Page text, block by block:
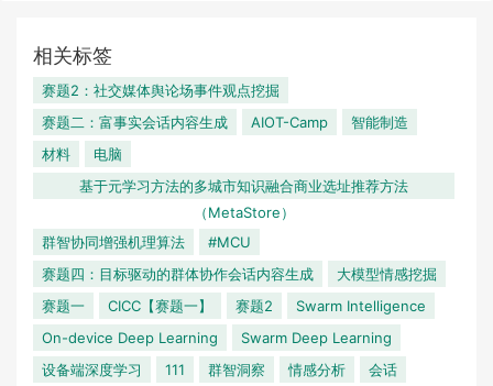
相关标签
赛题2：社交媒体舆论场事件观点挖掘
赛题二：富事实会话内容生成
AIOT-Camp
智能制造
材料
电脑
基于元学习方法的多城市知识融合商业选址推荐方法
（MetaStore）
群智协同增强机理算法
#MCU
赛题四：目标驱动的群体协作会话内容生成
大模型情感挖掘
赛题一
CICC【赛题一】 赛题2
Swarm Intelligence
On-device Deep Learning
Swarm Deep Learning
设备端深度学习
111 群智洞察 情感分析 会话